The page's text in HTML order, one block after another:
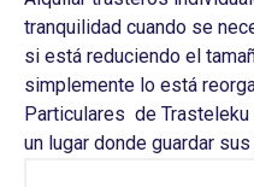
tranquilidad cuando se
si está reduciendo el
simplemente lo está
Particulares de Trasteleku
un lugar donde guardar sus